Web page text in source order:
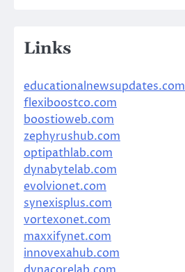
Links
educationalnewsupdates.com
flexiboostco.com
boostioweb.com
zephyrushub.com
optipathlab.com
dynabytelab.com
evolvionet.com
synexisplus.com
vortexonet.com
maxxifynet.com
innovexahub.com